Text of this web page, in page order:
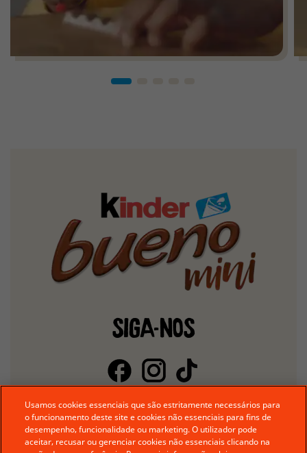
SIGA-NOS
Usamos cookies essenciais que são estritamente necessários para
o funcionamento deste site e cookies não essenciais para fins de
desempenho, funcionalidade ou marketing. O utilizador pode
aceitar, recusar ou gerenciar cookies não essenciais clicando na